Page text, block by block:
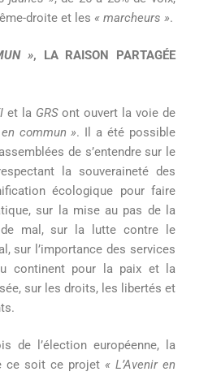
droite et les « marcheurs ».
», LA RAISON PARTAGÉE
et la GRSont ouvert la voie de
en commun ». Il a été possible
de s’entendre sur le
la souveraineté des
écologique pour faire
sur la mise au pas de la
mal, sur la lutte contre le
sur l’importance des services
continent pour la paix et la
sur les droits, les libertés et
de l’élection européenne, la
ce soit ce projet « L’Avenir en